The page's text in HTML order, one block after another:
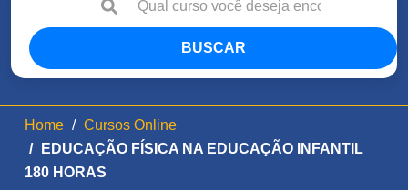
BUSCAR
Home
Cursos Online
EDUCAÇÃO FÍSICA NA EDUCAÇÃO INFANTIL
180 HORAS